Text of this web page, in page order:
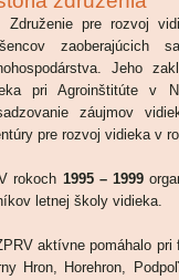
pre rozvoj
zaoberajúcich
Jeho
pri Agroinštitúte v
záujmov
pre rozvoj vidieka v
1995 – 1999
letnej školy vidieka.
aktívne pomáhalo pri
Hron, Horehron,